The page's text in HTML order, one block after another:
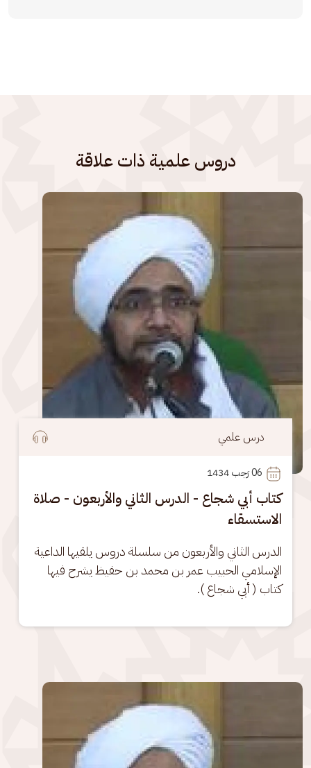
دروس علمية ذات علاقة
الصورة
درس علمي
06 رَجب 1434
كتاب أبي شجاع - الدرس الثاني والأربعون - صلاة
الاستسقاء
الدرس الثاني والأربعون من سلسلة دروس يلقيها الداعية
الإسلامي الحبيب عمر بن محمد بن حفيظ يشرح فيها
كتاب ( أبي شجاع ).
الصورة